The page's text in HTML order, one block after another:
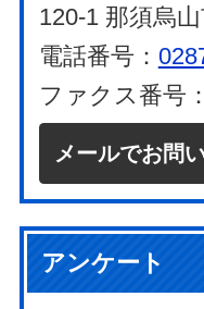
120-1 那須烏
電話番号：
ファクス番号
メールでお問
アンケート